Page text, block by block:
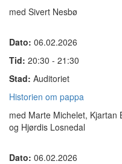
med Sivert Nesbø
Dato: 06.02.2026
Tid: 20:30 - 21:30
Stad: Auditoriet
Historien om pappa
med Marte Michelet, Kjartan
og Hjørdis Losnedal
Dato: 06.02.2026